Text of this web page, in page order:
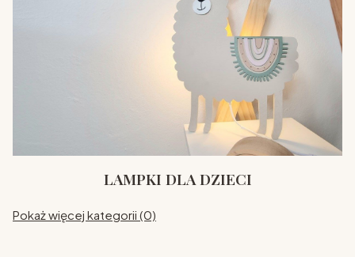
LAMPKI DLA DZIECI
Pokaż więcej kategorii (0)